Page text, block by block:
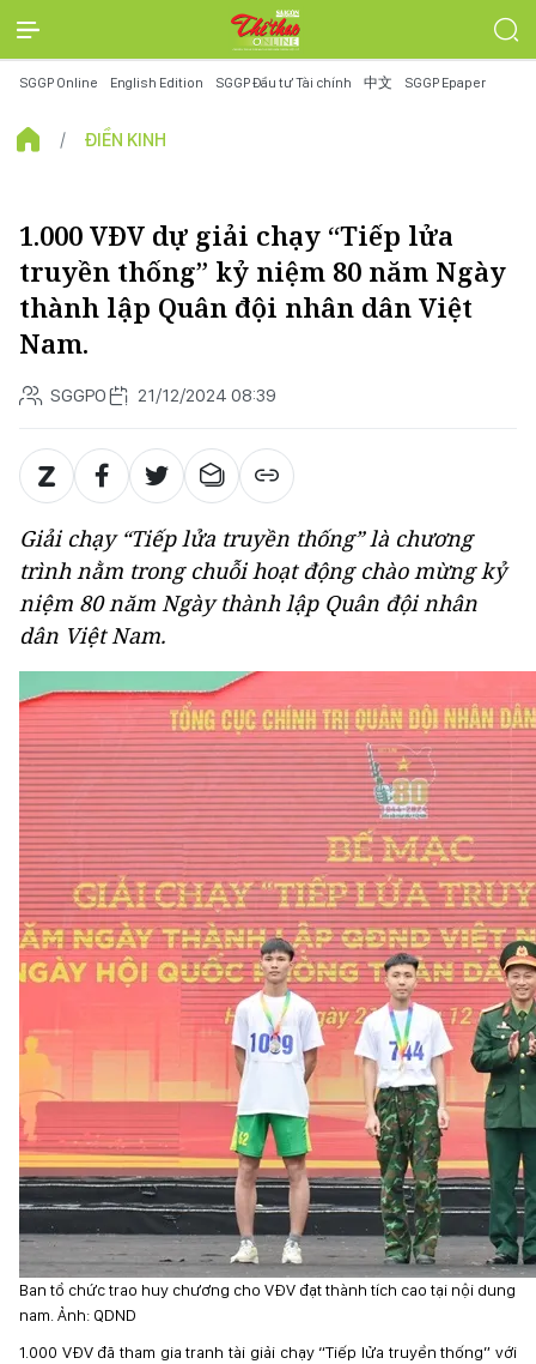
SGGP Online English Edition SGGP Đầu tư Tài chính 中文 SGGP Epaper
ĐIỀN KINH
1.000 VĐV dự giải chạy “Tiếp lửa
truyền thống” kỷ niệm 80 năm Ngày
thành lập Quân đội nhân dân Việt
Nam.
SGGPO 21/12/2024 08:39
Giải chạy “Tiếp lửa truyền thống” là chương
trình nằm trong chuỗi hoạt động chào mừng kỷ
niệm 80 năm Ngày thành lập Quân đội nhân
dân Việt Nam.
Ban tổ chức trao huy chương cho VĐV đạt thành tích cao tại nội dung
nam. Ảnh: QDND
1.000 VĐV đã tham gia tranh tài giải chạy “Tiếp lửa truyền thống” với